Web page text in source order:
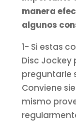
manera
algunos
1- Si estas
Disc Jockey
preguntarle
Conviene
mismo